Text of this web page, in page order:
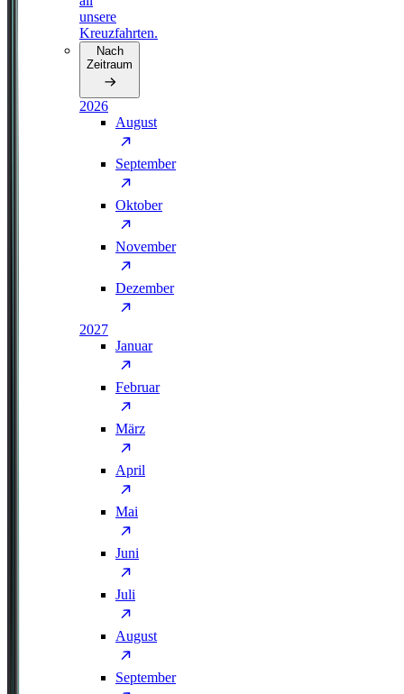
unsere
Kreuzfahrten.
Nach
Zeitraum
2026
August
September
Oktober
November
Dezember
2027
Januar
Februar
März
April
Mai
Juni
Juli
August
September